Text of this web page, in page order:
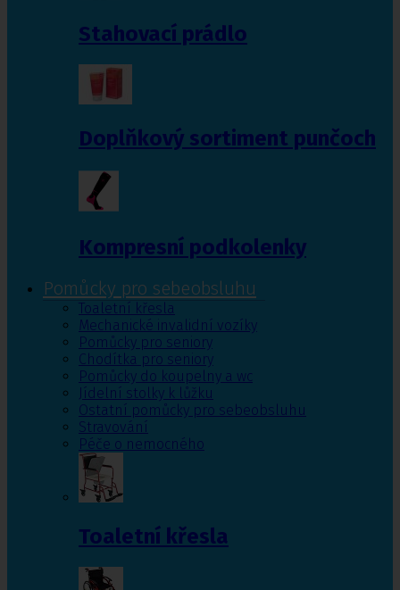
Stahovací prádlo
Doplňkový sortiment punčoch
Kompresní podkolenky
Pomůcky pro sebeobsluhu
Toaletní křesla
Mechanické invalidní vozíky
Pomůcky pro seniory
Chodítka pro seniory
Pomůcky do koupelny a wc
Jídelní stolky k lůžku
Ostatní pomůcky pro sebeobsluhu
Stravování
Péče o nemocného
Toaletní křesla